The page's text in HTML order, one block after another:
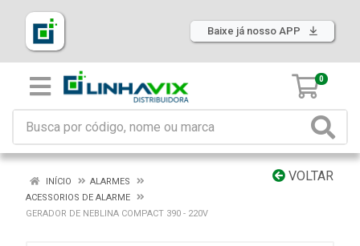
Baixe já nosso APP
0
VOLTAR
INÍCIO
ALARMES
ACESSORIOS DE ALARME
GERADOR DE NEBLINA COMPACT 390 - 220V